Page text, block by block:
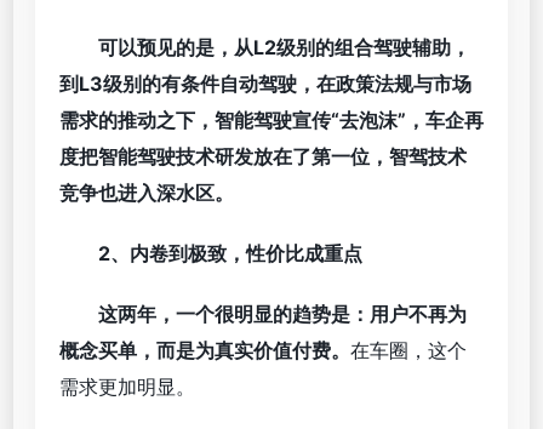
可以预见的是，从L2级别的组合驾驶辅助，
到L3级别的有条件自动驾驶，在政策法规与市场
需求的推动之下，智能驾驶宣传“去泡沫”，车企再
度把智能驾驶技术研发放在了第一位，智驾技术
竞争也进入深水区。
2、内卷到极致，性价比成重点
这两年，一个很明显的趋势是：用户不再为
概念买单，而是为真实价值付费。 在车圈，这个
需求更加明显。